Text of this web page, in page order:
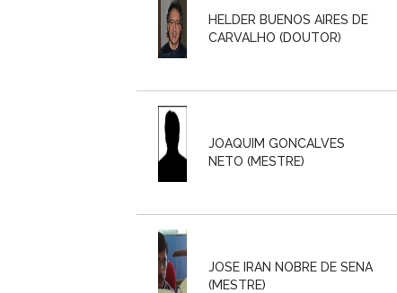
HELDER BUENOS AIRES DE
CARVALHO (DOUTOR)
JOAQUIM GONCALVES
NETO (MESTRE)
JOSE IRAN NOBRE DE SENA
(MESTRE)